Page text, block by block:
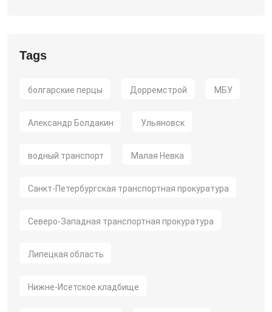
Tags
болгарские перцы Дорремстрой МБУ
Александр Болдакин Ульяновск
водный транспорт Малая Невка
Санкт-Петербургская транспортная прокуратура
Северо-Западная транспортная прокуратура
Липецкая область
Нижне-Исетское кладбище